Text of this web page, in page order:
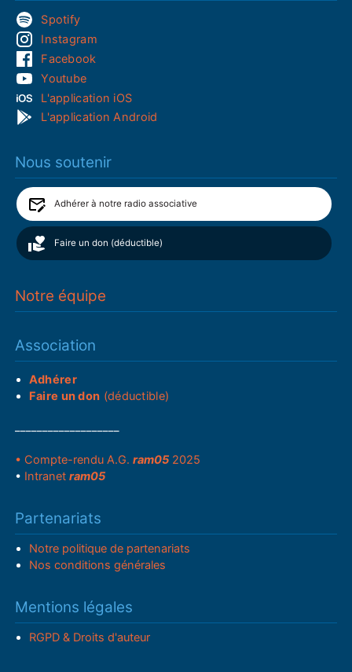
Spotify
Instagram
Facebook
Youtube
L'application iOS
L'application Android
Nous soutenir
Adhérer à notre radio associative
Faire un don (déductible)
Notre équipe
Association
Adhérer
Faire un don (déductible)
• Compte-rendu A.G.ram05 2025
• Intranetram05
Partenariats
Notre politique de partenariats
Nos conditions générales
Mentions légales
RGPD & Droits d'auteur